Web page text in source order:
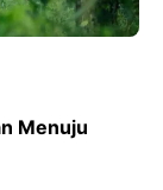
Menuju